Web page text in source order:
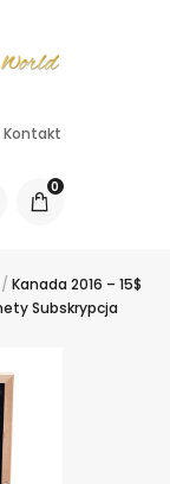
Kontakt
0
/ Kanada 2016 – 15$
Subskrypcja